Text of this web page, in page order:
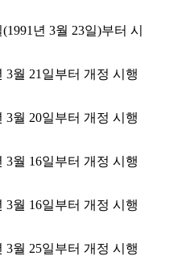
년 3월 23일)부터 시
3월 21일부터 개정 시행
3월 20일부터 개정 시행
3월 16일부터 개정 시행
3월 16일부터 개정 시행
3월 25일부터 개정 시행